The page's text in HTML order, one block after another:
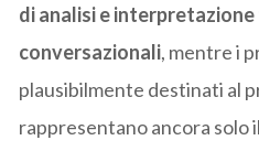
di analisi e
conversazionali, mentre i
plausibilmente destinati al
rappresentano ancora solo